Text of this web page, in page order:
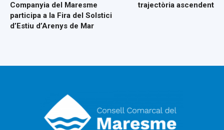
Companyia del Maresme
participa a la Fira del Solstici
d’Estiu d’Arenys de Mar
trajectòria ascendent